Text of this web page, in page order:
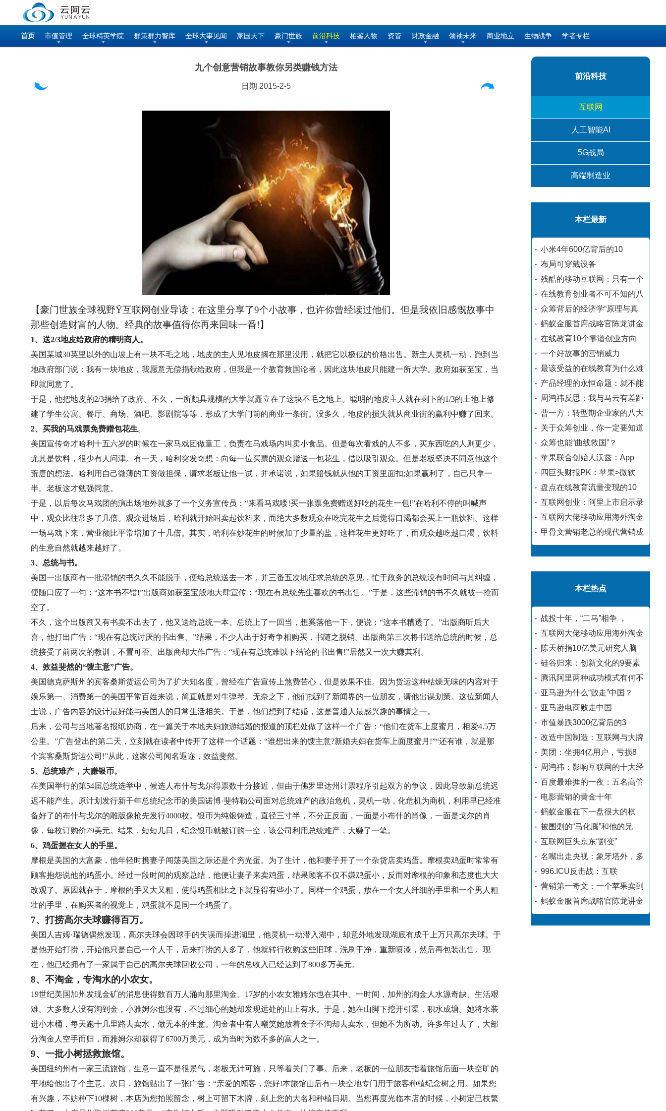
首页 市值管理 全球精英学院 群策群力智库 全球大事见闻 家国天下 豪门世族 前沿科技 柏鉴人物 资管 财政金融 领袖未来 商业地立 生物战争 学者专栏
九个创意营销故事教你另类赚钱方法
日期 2015-2-5
【豪门世族全球视野Ÿ互联网创业导读：在这里分享了9个小故事，也许你曾经读过他们。但是我依旧感慨故事中
那些创造财富的人物。经典的故事值得你再来回味一番!】
1、送2/3地皮给政府的精明商人。
美国某城30英里以外的山坡上有一块不毛之地，地皮的主人见地皮搁在那里没用，就把它以极低的价格出售。新主人灵机一动，跑到当
地政府部门说：我有一块地皮，我愿意无偿捐献给政府，但我是一个教育救国论者，因此这块地皮只能建一所大学。政府如获至宝，当
即就同意了。
于是，他把地皮的2/3捐给了政府。不久，一所颇具规模的大学就矗立在了这块不毛之地上。聪明的地皮主人就在剩下的1/3的土地上修
建了学生公寓、餐厅、商场、酒吧、影剧院等等，形成了大学门前的商业一条街。没多久，地皮的损失就从商业街的赢利中赚了回来。
2、买我的马戏票免费赠包花生。
美国宣传奇才哈利十五六岁的时候在一家马戏团做童工，负责在马戏场内叫卖小食品。但是每次看戏的人不多，买东西吃的人则更少，
尤其是饮料，很少有人问津。有一天，哈利突发奇想：向每一位买票的观众赠送一包花生，借以吸引观众。但是老板坚决不同意他这个
荒唐的想法。哈利用自己微薄的工资做担保，请求老板让他一试，并承诺说，如果赔钱就从他的工资里面扣;如果赢利了，自己只拿一
半。老板这才勉强同意。
于是，以后每次马戏团的演出场地外就多了一个义务宣传员：“来看马戏喽!买一张票免费赠送好吃的花生一包!”在哈利不停的叫喊声
中，观众比往常多了几倍。观众进场后，哈利就开始叫卖起饮料来，而绝大多数观众在吃完花生之后觉得口渴都会买上一瓶饮料。这样
一场马戏下来，营业额比平常增加了十几倍。其实，哈利在炒花生的时候加了少量的盐，这样花生更好吃了，而观众越吃越口渴，饮料
的生意自然就越来越好了。
3、总统与书。
美国一出版商有一批滞销的书久久不能脱手，便给总统送去一本，并三番五次地征求总统的意见，忙于政务的总统没有时间与其纠缠，
便随口应了一句：“这本书不错!”出版商如获至宝般地大肆宣传：“现在有总统先生喜欢的书出售。”于是，这些滞销的书不久就被一抢而
空了。
不久，这个出版商又有书卖不出去了，他又送给总统一本。总统上了一回当，想奚落他一下，便说：“这本书糟透了。”出版商听后大
喜，他打出广告：“现在有总统讨厌的书出售。”结果，不少人出于好奇争相购买，书随之脱销。出版商第三次将书送给总统的时候，总
统接受了前两次的教训，不置可否。出版商却大作广告：“现在有总统难以下结论的书出售!”居然又一次大赚其利。
4、效益斐然的“馊主意”广告。
美国德克萨斯州的宾客桑斯货运公司为了扩大知名度，曾经在广告宣传上煞费苦心，但是效果不佳。因为货运这种枯燥无味的内容对于
娱乐第一、消费第一的美国平常百姓来说，简直就是对牛弹琴。无奈之下，他们找到了新闻界的一位朋友，请他出谋划策。这位新闻人
士说，广告内容的设计最好能与美国人的日常生活相关。于是，他们想到了结婚，这是普通人最感兴趣的事情之一。
后来，公司与当地著名报纸协商，在一篇关于本地夫妇旅游结婚的报道的顶栏处做了这样一个广告：“他们在货车上度蜜月，相爱4.5万
公里。”广告登出的第二天，立刻就在读者中传开了这样一个话题：“谁想出来的馊主意?新婚夫妇在货车上面度蜜月!”“还有谁，就是那
个宾客桑斯货运公司!”从此，这家公司闻名遐迩，效益斐然。
5、总统难产，大赚银币。
在美国举行的第54届总统选举中，候选人布什与戈尔得票数十分接近，但由于佛罗里达州计票程序引起双方的争议，因此导致新总统迟
迟不能产生。原计划发行新千年总统纪念币的美国诺博·斐特勒公司面对总统难产的政治危机，灵机一动，化危机为商机，利用早已经准
备好了的布什与戈尔的雕版像抢先发行4000枚。银币为纯银铸造，直径三寸半，不分正反面，一面是小布什的肖像，一面是戈尔的肖
像，每枚订购价79美元。结果，短短几日，纪念银币就被订购一空，该公司利用总统难产，大赚了一笔。
6、鸡蛋握在女人的手里。
摩根是美国的大富豪，他年轻时携妻子闯荡美国之际还是个穷光蛋。为了生计，他和妻子开了一个杂货店卖鸡蛋。摩根卖鸡蛋时常常有
顾客抱怨说他的鸡蛋小。经过一段时间的观察总结，他便让妻子来卖鸡蛋，结果顾客不仅不嫌鸡蛋小，反而对摩根的印象和态度也大大
改观了。原因就在于，摩根的手又大又粗，使得鸡蛋相比之下就显得有些小了。同样一个鸡蛋，放在一个女人纤细的手里和一个男人粗
壮的手里，在购买者的视觉上，鸡蛋就不是同一个鸡蛋了。
7、打捞高尔夫球赚得百万。
美国人吉姆·瑞德偶然发现，高尔夫球会因球手的失误而掉进湖里，他灵机一动潜入湖中，却意外地发现湖底有成千上万只高尔夫球。于
是他开始打捞，开始他只是自己一个人干，后来打捞的人多了，他就转行收购这些旧球，洗刷干净，重新喷漆，然后再包装出售。现
在，他已经拥有了一家属于自己的高尔夫球回收公司，一年的总收入已经达到了800多万美元。
8、不淘金，专淘水的小农女。
19世纪美国加州发现金矿的消息使得数百万人涌向那里淘金。17岁的小农女雅姆尔也在其中。一时间，加州的淘金人水源奇缺、生活艰
难。大多数人没有淘到金，小雅姆尔也没有，不过细心的她却发现远处的山上有水。于是，她在山脚下挖开引渠，积水成塘。她将水装
进小木桶，每天跑十几里路去卖水，做无本的生意。淘金者中有人嘲笑她放着金子不淘却去卖水，但她不为所动。许多年过去了，大部
分淘金人空手而归，而雅姆尔却获得了6700万美元，成为当时为数不多的富人之一。
9、一批小树拯救旅馆。
美国纽约州有一家三流旅馆，生意一直不是很景气，老板无计可施，只等着关门了事。后来，老板的一位朋友指着旅馆后面一块空旷的
平地给他出了个主意。次日，旅馆贴出了一张广告：“亲爱的顾客，您好!本旅馆山后有一块空地专门用于旅客种植纪念树之用。如果您
有兴趣，不妨种下10棵树，本店为您拍照留念，树上可留下木牌，刻上您的大名和种植日期。当您再度光临本店的时候，小树定已枝繁
前沿科技
互联网
人工智能AI
5G战局
高端制造业
本栏最新
小米4年600亿背后的10
布局可穿戴设备
残酷的移动互联网：只有一个
在线教育创业者不可不知的八
众筹背后的经济学“原理与真
蚂蚁金服首席战略官陈龙讲金
在线教育10个靠谱创业方向
一个好故事的营销威力
最该受益的在线教育为什么难
产品经理的永恒命题：就不能
周鸿祎反思：我与马云有差距
曹一方：转型期企业家的八大
关于众筹创业，你一定要知道
众筹也能“曲线救国”？
苹果联合创始人沃兹：App
四巨头财报PK：苹果>微软
盘点在线教育流量变现的10
互联网创业：阿里上市启示录
互联网大佬移动应用海外淘金
甲骨文营销老总的现代营销成
本栏热点
战投十年，“二马”相争 ，
互联网大佬移动应用海外淘金
陈天桥捐10亿美元研究人脑
硅谷归来：创新文化的9要素
腾讯阿里两种成功模式有何不
亚马逊为什么“败走”中国？
亚马逊电商败走中国
市值暴跌3000亿背后的3
改造中国制造：互联网与大牌
美团：坐拥4亿用户，亏损8
周鸿祎：影响互联网的十大经
百度最难捱的一夜：五名高管
电影营销的黄金十年
蚂蚁金服在下一盘很大的棋
被围剿的“马化腾”和他的兄
互联网巨头京东“剧变”
名嘴出走央视：象牙塔外，多
996.ICU反击战：互联
营销第一奇文：一个苹果卖到
蚂蚁金服首席战略官陈龙讲金